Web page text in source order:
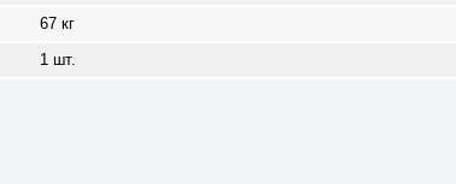
67 кг
1 шт.